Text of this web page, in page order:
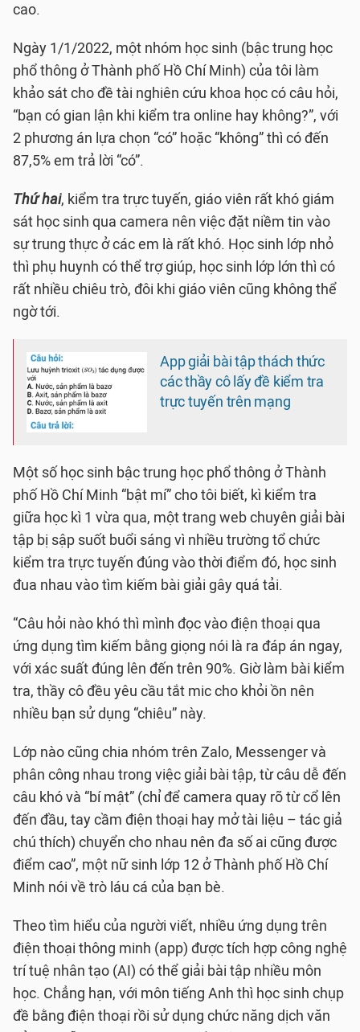
cao.
Ngày 1/1/2022, một nhóm học sinh (bậc trung học
phổ thông ở Thành phố Hồ Chí Minh) của tôi làm
khảo sát cho đề tài nghiên cứu khoa học có câu hỏi,
“bạn có gian lận khi kiểm tra online hay không?”, với
2 phương án lựa chọn “có” hoặc “không” thì có đến
87,5% em trả lời “có”.
Thứ hai, kiểm tra trực tuyến, giáo viên rất khó giám
sát học sinh qua camera nên việc đặt niềm tin vào
sự trung thực ở các em là rất khó. Học sinh lớp nhỏ
thì phụ huynh có thể trợ giúp, học sinh lớp lớn thì có
rất nhiều chiêu trò, đôi khi giáo viên cũng không thể
ngờ tới.
App giải bài tập thách thức
các thầy cô lấy đề kiểm tra
trực tuyến trên mạng
Một số học sinh bậc trung học phổ thông ở Thành
phố Hồ Chí Minh “bật mí” cho tôi biết, kì kiểm tra
giữa học kì 1 vừa qua, một trang web chuyên giải bài
tập bị sập suốt buổi sáng vì nhiều trường tổ chức
kiểm tra trực tuyến đúng vào thời điểm đó, học sinh
đua nhau vào tìm kiếm bài giải gây quá tải.
“Câu hỏi nào khó thì mình đọc vào điện thoại qua
ứng dụng tìm kiếm bằng giọng nói là ra đáp án ngay,
với xác suất đúng lên đến trên 90%. Giờ làm bài kiểm
tra, thầy cô đều yêu cầu tắt mic cho khỏi ồn nên
nhiều bạn sử dụng “chiêu” này.
Lớp nào cũng chia nhóm trên Zalo, Messenger và
phân công nhau trong việc giải bài tập, từ câu dễ đến
câu khó và “bí mật” (chỉ để camera quay rõ từ cổ lên
đến đầu, tay cầm điện thoại hay mở tài liệu – tác giả
chú thích) chuyển cho nhau nên đa số ai cũng được
điểm cao”, một nữ sinh lớp 12 ở Thành phố Hồ Chí
Minh nói về trò láu cá của bạn bè.
Theo tìm hiểu của người viết, nhiều ứng dụng trên
điện thoại thông minh (app) được tích hợp công nghệ
trí tuệ nhân tạo (AI) có thể giải bài tập nhiều môn
học. Chẳng hạn, với môn tiếng Anh thì học sinh chụp
đề bằng điện thoại rồi sử dụng chức năng dịch văn